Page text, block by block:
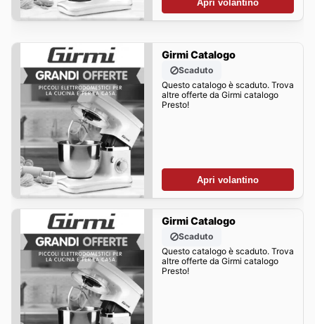
Apri volantino
Girmi Catalogo
Scaduto
Questo catalogo è scaduto. Trova
altre offerte da Girmi catalogo
Presto!
Apri volantino
Girmi Catalogo
Scaduto
Questo catalogo è scaduto. Trova
altre offerte da Girmi catalogo
Presto!